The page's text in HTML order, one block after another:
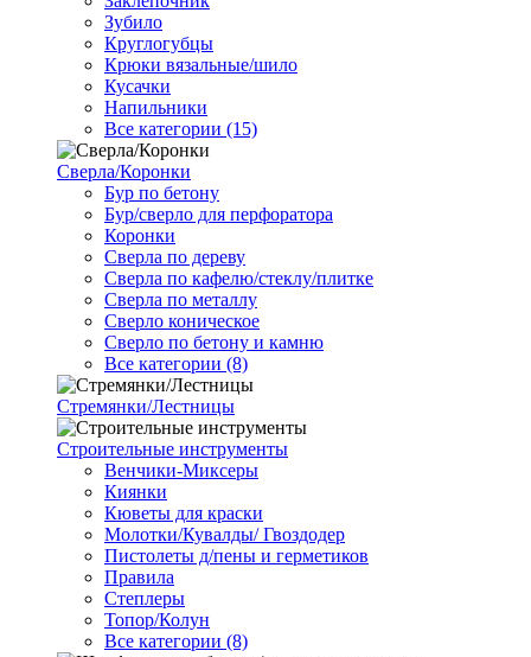
Зубило
Круглогубцы
Крюки вязальные/шило
Кусачки
Напильники
Все категории (15)
Сверла/Коронки
Бур по бетону
Бур/сверло для перфоратора
Коронки
Сверла по дереву
Сверла по кафелю/стеклу/плитке
Сверла по металлу
Сверло коническое
Сверло по бетону и камню
Все категории (8)
Стремянки/Лестницы
Строительные инструменты
Венчики-Миксеры
Киянки
Кюветы для краски
Молотки/Кувалды/ Гвоздодер
Пистолеты д/пены и герметиков
Правила
Степлеры
Топор/Колун
Все категории (8)